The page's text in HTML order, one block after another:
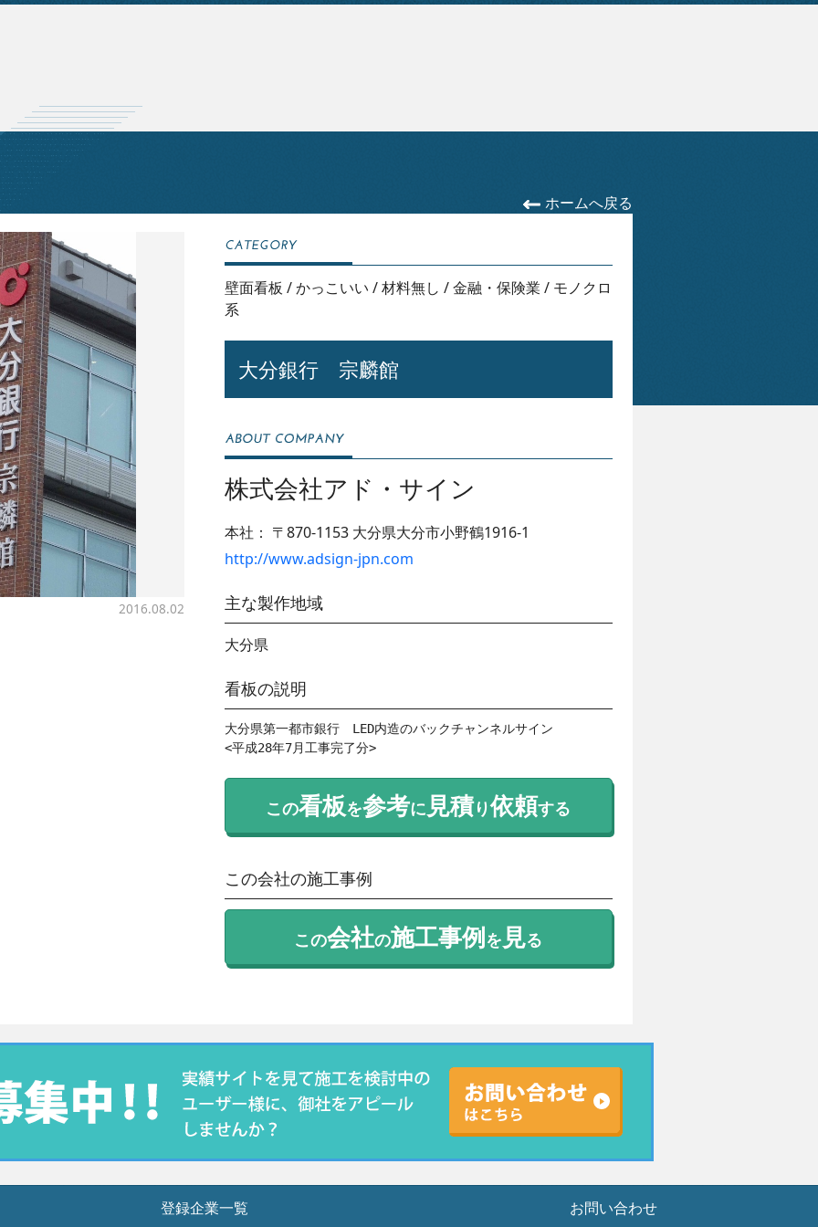
ホームへ戻る
2016.08.02
壁面看板 /かっこいい /材料無し /金融・保険業 / モノクロ
系
大分銀行 宗麟館
株式会社アド・サイン
本社： 〒870-1153 大分県大分市小野鶴1916-1
http://www.adsign-jpn.com
主な製作地域
大分県
看板の説明
大分県第一都市銀行　LED内造のバックチャンネルサイン
<平成28年7月工事完了分>
この看板を参考に 見積り依頼する
この会社の施工事例
この会社の施工事例を 見る
登録企業一覧 お問い合わせ